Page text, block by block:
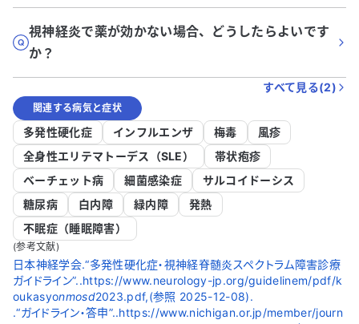
視神経炎で薬が効かない場合、どうしたらよいです
か？
すべて見る(2)
関連する病気と症状
多発性硬化症 インフルエンザ 梅毒
風疹
全身性エリテマトーデス（SLE）
帯状疱疹
ベーチェット病
細菌感染症
サルコイドーシス
糖尿病
白内障 緑内障
発熱
不眠症（睡眠障害）
(参考文献)
日本神経学会.“多発性硬化症・視神経脊髄炎スペクトラム障害診療
ガイドライン”..https://www.neurology-jp.org/guidelinem/pdf/k
oukasyonmosd2023.pdf,(参照 2025-12-08).
.“ガイドライン・答申”..https://www.nichigan.or.jp/member/journ